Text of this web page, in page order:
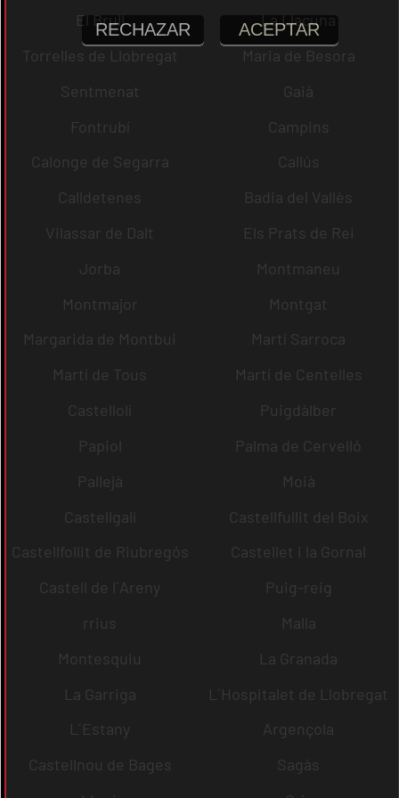
El Brull
La Llacuna
Torrelles de Llobregat
Maria de Besora
Sentmenat
Gaià
Fontrubí
Campins
Calonge de Segarra
Callús
Calldetenes
Badia del Vallès
Vilassar de Dalt
Els Prats de Rei
Jorba
Montmaneu
Montmajor
Montgat
Margarida de Montbui
Martí Sarroca
Martí de Tous
Martí de Centelles
Castellolí
Puigdàlber
Papiol
Palma de Cervelló
Pallejà
Moià
Castellgalí
Castellfullit del Boix
Castellfollit de Riubregós
Castellet i la Gornal
Castell de l´Areny
Puig-reig
rrius
Malla
Montesquiu
La Granada
La Garriga
L´Hospitalet de Llobregat
L´Estany
Argençola
Castellnou de Bages
Sagàs
RECHAZAR ACEPTAR